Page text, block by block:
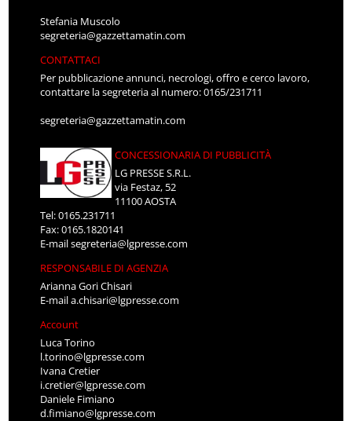
Stefania Muscolo
segreteria@gazzettamatin.com
CONTATTACI
Per pubblicazione annunci, necrologi, offro e cerco lavoro,
contattare la segreteria al numero: 0165/231711
segreteria@gazzettamatin.com
CONCESSIONARIA DI PUBBLICITÀ
LG PRESSE S.R.L.
via Festaz, 52
11100 AOSTA
Tel: 0165.231711
Fax: 0165.1820141
E-mailsegreteria@lgpresse.com
RESPONSABILE DI AGENZIA
Arianna Gori Chisari
E-maila.chisari@lgpresse.com
Account
Luca Torino
l.torino@lgpresse.com
Ivana Cretier
i.cretier@lgpresse.com
Daniele Fimiano
d.fimiano@lgpresse.com